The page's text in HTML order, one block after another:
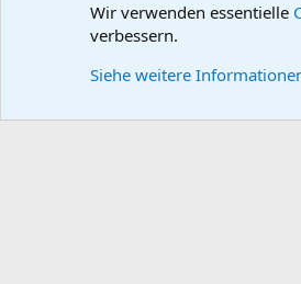
Wissensdatenbank DB-
Wir verwenden essentielle
verbessern.
Siehe weitere